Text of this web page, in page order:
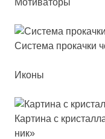
Сис­те­ма про­кач­ки
Иконы
Кар­ти­на с
ник»